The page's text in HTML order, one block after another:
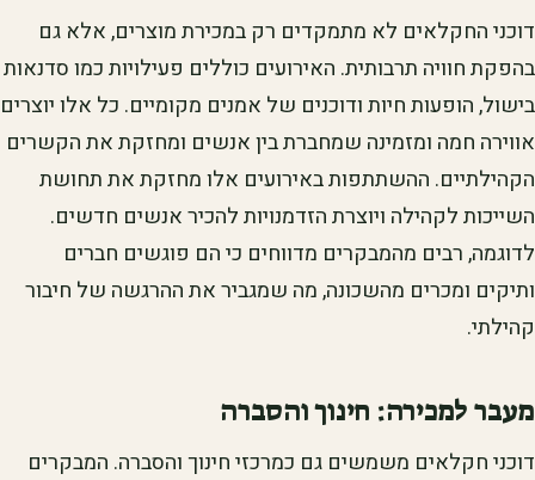
דוכני החקלאים לא מתמקדים רק במכירת מוצרים, אלא גם
בהפקת חוויה תרבותית. האירועים כוללים פעילויות כמו סדנאות
בישול, הופעות חיות ודוכנים של אמנים מקומיים. כל אלו יוצרים
אווירה חמה ומזמינה שמחברת בין אנשים ומחזקת את הקשרים
הקהילתיים. ההשתתפות באירועים אלו מחזקת את תחושת
השייכות לקהילה ויוצרת הזדמנויות להכיר אנשים חדשים.
לדוגמה, רבים מהמבקרים מדווחים כי הם פוגשים חברים
ותיקים ומכרים מהשכונה, מה שמגביר את ההרגשה של חיבור
קהילתי.
מעבר למכירה: חינוך והסברה
דוכני חקלאים משמשים גם כמרכזי חינוך והסברה. המבקרים